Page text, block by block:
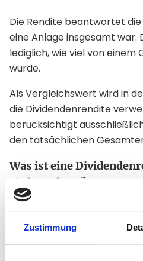
Zustimmung
Die Rendite beantwortet
eine Anlage insgesamt war.
lediglich, wie viel von einem
wurde.
Als Vergleichswert wird in
die Dividendenrendite
berücksichtigt
den tatsächlichen
Was ist eine
sie berechnet?
DieDividendenrendite
Aktienkurses durch die